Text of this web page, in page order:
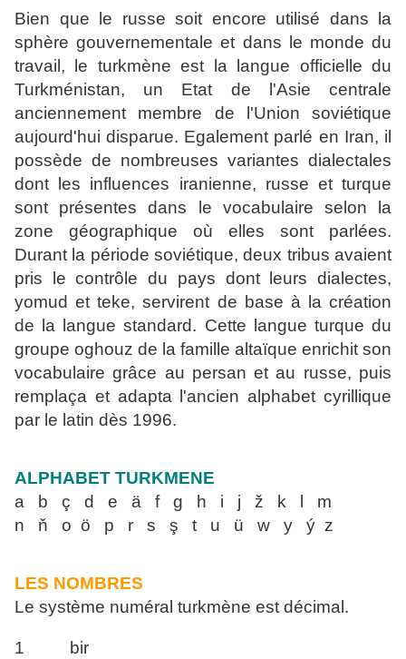
Bien que le russe soit encore utilisé dans la
sphère gouvernementale et dans le monde du
travail, le turkmène est la langue officielle du
Turkménistan, un Etat de l'Asie centrale
anciennement membre de l'Union soviétique
aujourd'hui disparue. Egalement parlé en Iran, il
possède de nombreuses variantes dialectales
dont les influences iranienne, russe et turque
sont présentes dans le vocabulaire selon la
zone géographique où elles sont parlées.
Durant la période soviétique, deux tribus avaient
pris le contrôle du pays dont leurs dialectes,
yomud et teke, servirent de base à la création
de la langue standard. Cette langue turque du
groupe oghouz de la famille altaïque enrichit son
vocabulaire grâce au persan et au russe, puis
remplaça et adapta l'ancien alphabet cyrillique
par le latin dès 1996.
ALPHABET TURKMENE
a b ç d e ä f g h i j ž k l m
n ň o ö p r s ş t u ü w y ý z
LES NOMBRES
Le système numéral turkmène est décimal.
1 bir